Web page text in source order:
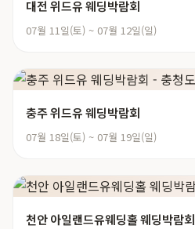
대전 위드유 웨딩박람회
07월 11일(토) ~ 07월 12일(일)
충주 위드유 웨딩박람회
07월 18일(토) ~ 07월 19일(일)
천안 아일랜드유웨딩홀 웨딩박람회